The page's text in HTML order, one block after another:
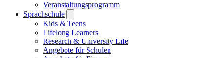
Veranstaltungsprogramm
Sprachschule
submenu
Kids & Teens
Lifelong Learners
Research & University Life
Angebote für Schulen